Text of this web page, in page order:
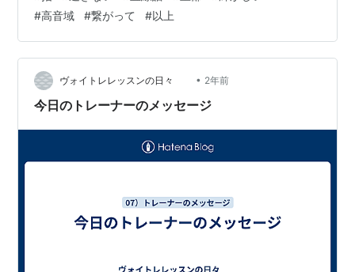
#高音域 #繋がって #以上
ヴォイトレレッスンの日々 • 2年前
今日のトレーナーのメッセージ